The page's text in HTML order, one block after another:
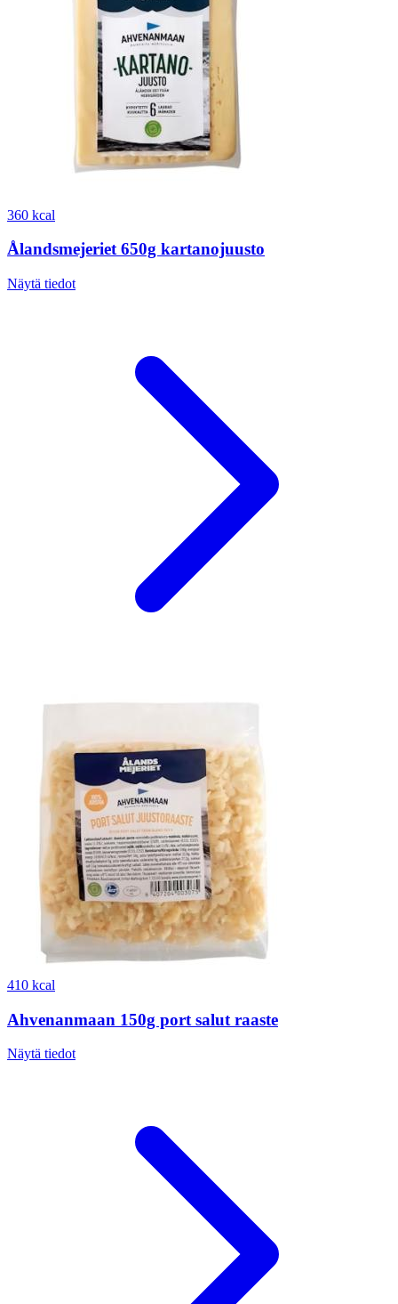
360 kcal
Ålandsmejeriet 650g kartanojuusto
Näytä tiedot
410 kcal
Ahvenanmaan 150g port salut raaste
Näytä tiedot